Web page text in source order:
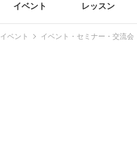
イベント レッスン
イベント イベント・セミナー・交流会